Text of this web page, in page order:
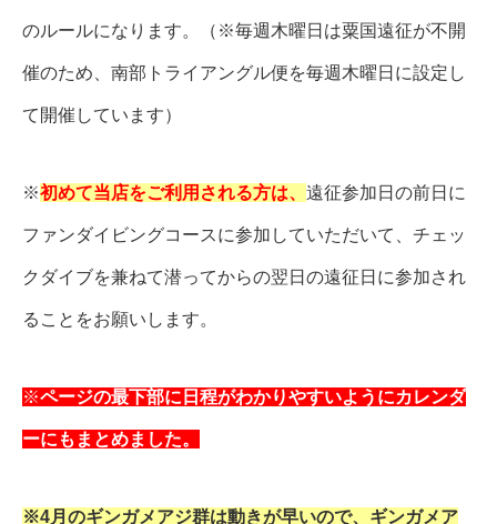
のルールになります。（※毎週木曜日は粟国遠征が不開
催のため、南部トライアングル便を毎週木曜日に設定し
て開催しています）
※初めて当店をご利用される方は、 遠征参加日の前日に
ファンダイビングコースに参加していただいて、チェッ
クダイブを兼ねて潜ってからの翌日の遠征日に参加され
ることをお願いします。
※ページの最下部に日程がわかりやすいようにカレンダ
ーにもまとめました。
※4月のギンガメアジ群は動きが早いので、ギンガメア